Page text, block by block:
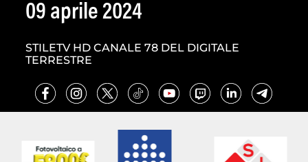
09 aprile 2024
STILETV HD CANALE 78 DEL DIGITALE
TERRESTRE